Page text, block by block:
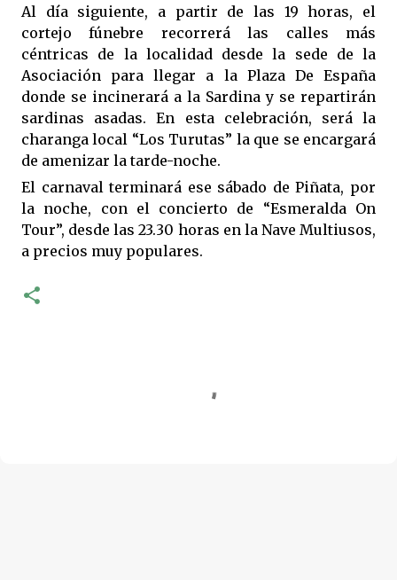
Al día siguiente, a partir de las 19 horas, el
cortejo fúnebre recorrerá las calles más
céntricas de la localidad desde la sede de la
Asociación para llegar a la Plaza De España
donde se incinerará a la Sardina y se repartirán
sardinas asadas. En esta celebración, será la
charanga local “Los Turutas” la que se encargará
de amenizar la tarde-noche.
El carnaval terminará ese sábado de Piñata, por
la noche, con el concierto de “Esmeralda On
Tour”, desde las 23.30 horas en la Nave Multiusos,
a precios muy populares.